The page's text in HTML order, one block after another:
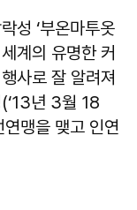
성 ‘부온마투옷
계의 유명한 커
사로 잘 알려져
년 3월 18
맹을 맺고 인연